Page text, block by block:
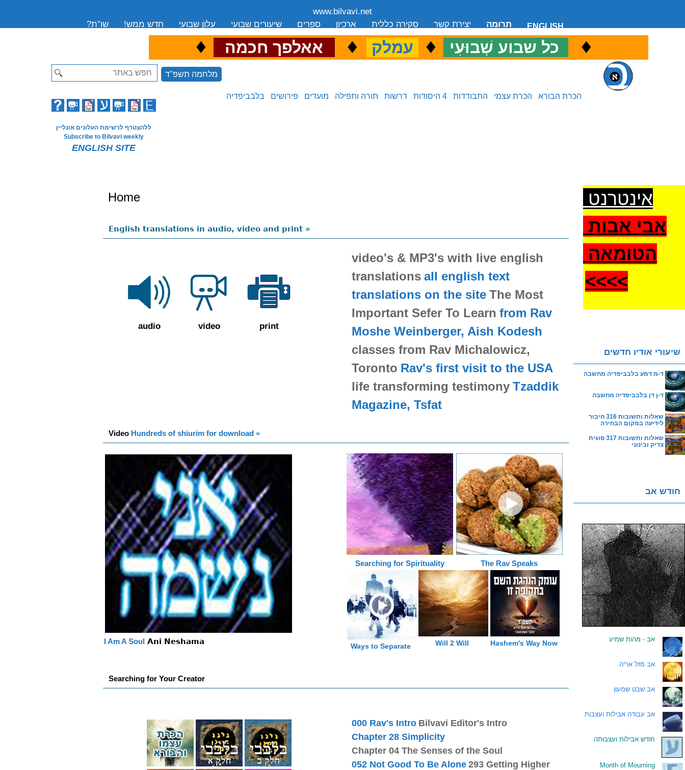
www.bilvavi.net
שו”ת?
חדש ממש! עלון שבועי שיעורים שבועי ספרים ארכיון סקירה כללית יצירת קשר תרומה ENGLISH
♦ כל שבוע שְׁבוּעִי ♦ עמלק ♦ אאלפך חכמה ♦
Search
מלחמה תשפ"ד
הכרת הבורא הכרת עצמי התבודדות 4 היסודות דרשות תורה ותפילה מועדים פירושים בלבביפדיה
ללהצטרף לרשימת העלונים אונליין
Subscribe to Bilvavi weekly
ENGLISH SITE
Home
English translations in audio, video and print »
audio video print
video's & MP3's with live english
translations all english text
translations on the site The Most
Important Sefer To Learn from Rav
Moshe Weinberger, Aish Kodesh
classes from Rav Michalowicz,
Toronto Rav's first visit to the USA
life transforming testimony Tzaddik
Magazine, Tsfat
VideoHundreds of shiurim for download »
I Am A SoulAni Neshama
Searching for Spirituality The Rav Speaks
Ways to Separate Will 2 Will Hashem's Way Now
Searching for Your Creator
000 Rav's Intro Bilvavi Editor's Intro
Chapter 28 Simplicity
Chapter 04 The Senses of the Soul
052 Not Good To Be Alone 293 Getting Higher
אינטרנט
אבי אבות
הטומאה
>>>
>
שיעורי אודיו חדשים
ד-מ דמע בלבביפדיה מחשבה
ד-ן דן בלבביפדיה מחשבה
שאלות ותשובות 316 חיבור
לידיעה במקום הבחירה
שאלות ותשובות 317 סוגית
צדיק ובינוני
חודש אב
אב - מהות שמיע
אב מזל אריה
אב שבט שמעון
אב עבודה אבילות ועצבות
חודש אבילות ועצבותה
Month of Mourning